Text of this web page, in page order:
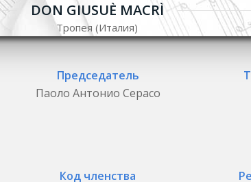
DON GIUSUÈ MACRÌ
Тропея (Италия)
Председатель
Паоло Антонио Серасо
Код членства